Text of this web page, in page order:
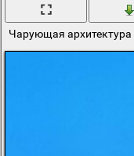
Чарующая